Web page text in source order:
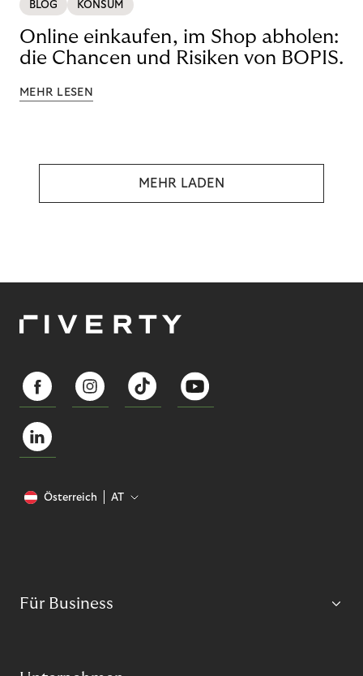
BLOG KONSUM
Online einkaufen, im Shop abholen:
die Chancen und Risiken von BOPIS.
MEHR LESEN
MEHR LADEN
Österreich AT
Für Business